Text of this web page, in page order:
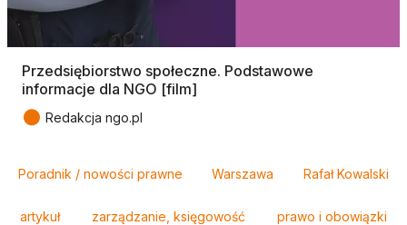
Przedsiębiorstwo społeczne. Podstawowe
informacje dla NGO [film]
● Redakcja ngo.pl
Poradnik / nowości prawne Warszawa Rafał Kowalski
artykuł zarządzanie, księgowość prawo i obowiązki